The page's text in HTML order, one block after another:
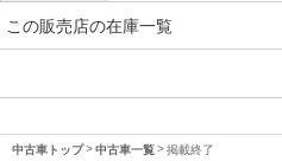
この販売店の在庫一覧
中古車トップ 中古車一覧 掲載終了